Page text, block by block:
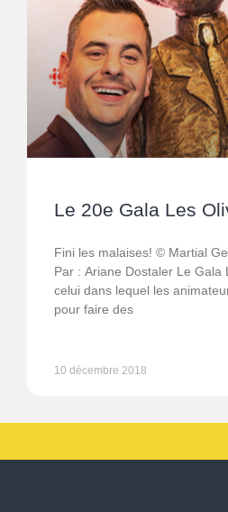
Le 20e Gala Les
Fini les malaises! © Martial
Par : Ariane Dostaler Le Gala
celui dans lequel les
pour faire des
10 décembre 2018